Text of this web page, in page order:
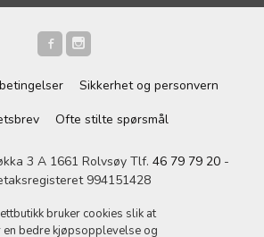
Sikkerhet og personvern
Ofte stilte spørsmål
3 A 1661 Rolvsøy Tlf. 46 79 79 20 -
994151428
bruker cookies slik at
en bedre kjøpsopplevelse og